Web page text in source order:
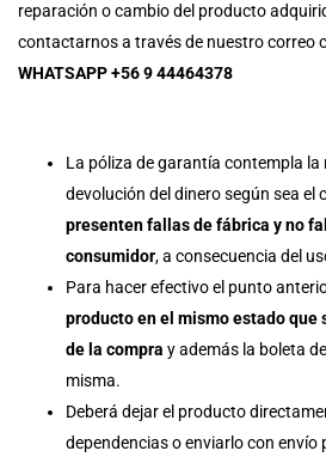
reparación o cambio del producto
contactarnos a través de nuestro correo
WHATSAPP +56 9 44464378
La póliza de garantía contempla
devolución del dinero según sea el
presenten fallas de fábrica y no
consumidor, a consecuencia del
Para hacer efectivo el punto
producto en el mismo estado que
de la compra y además la boleta
misma.
Deberá dejar el producto
dependencias o enviarlo con envío